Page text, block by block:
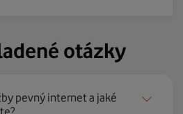
otázky
pevný internet a jaké